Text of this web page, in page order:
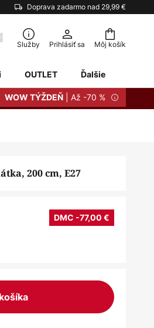
Doprava zadarmo nad 29,99 €
Môj košík
Služby Prihlásiť sa
OUTLET Ďalšie
WOW TÝŽDEŇ | Až -70 %
200 cm, E27
DMC -77,00 €